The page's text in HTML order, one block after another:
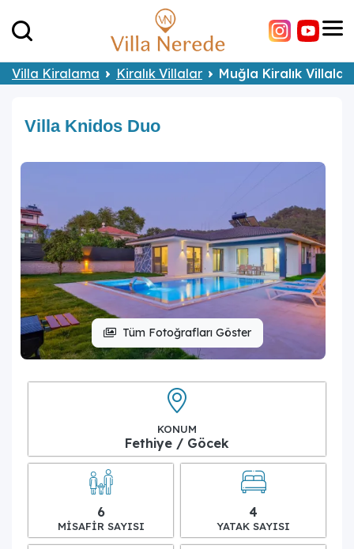
Villa Kiralama Kiralık Villalar Muğla Kiralık Villalar
Villa Knidos Duo
Tüm Fotoğrafları Göster
KONUM
Fethiye / Göcek
6
MISAFIR SAYISI
4
YATAK SAYISI